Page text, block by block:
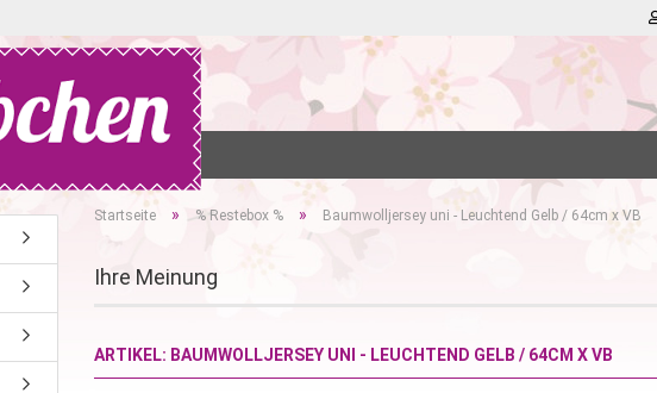
Startseite » % Restebox % » Baumwolljersey uni - Leuchtend Gelb / 64cm x VB
Ihre Meinung
ARTIKEL: BAUMWOLLJERSEY UNI - LEUCHTEND GELB / 64CM X VB